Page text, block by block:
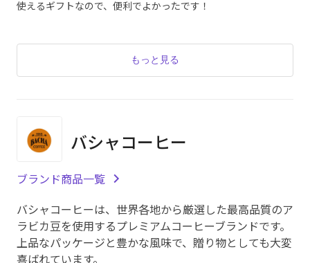
使えるギフトなので、便利でよかったです！
もっと見る
バシャコーヒー
ブランド商品一覧
バシャコーヒーは、世界各地から厳選した最高品質のア
ラビカ豆を使用するプレミアムコーヒーブランドです。
上品なパッケージと豊かな風味で、贈り物としても大変
喜ばれています。